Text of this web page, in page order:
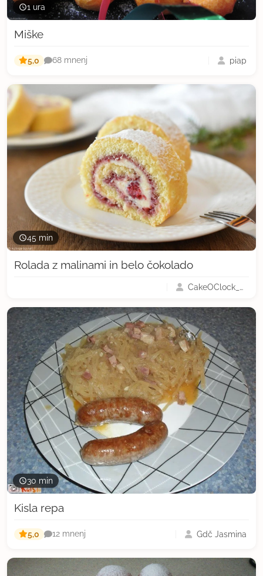
1 ura
Miške
5,0 68 mnenj piap
45 min
Rolada z malinami in belo čokolado
CakeOClock_Urška
30 min
Kisla repa
5,0 12 mnenj Gdč Jasmina